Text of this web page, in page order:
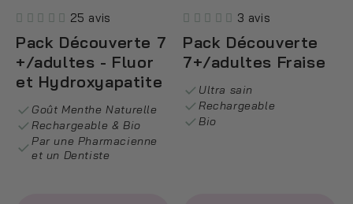
25 avis
Pack Découverte 7
+/adultes - Fluor
et Hydroxyapatite
Goût Menthe Naturelle
Rechargeable & Bio
Par une Pharmacienne
et un Dentiste
3 avis
Pack Découverte
7+/adultes Fraise
Ultra sain
Rechargeable
Bio